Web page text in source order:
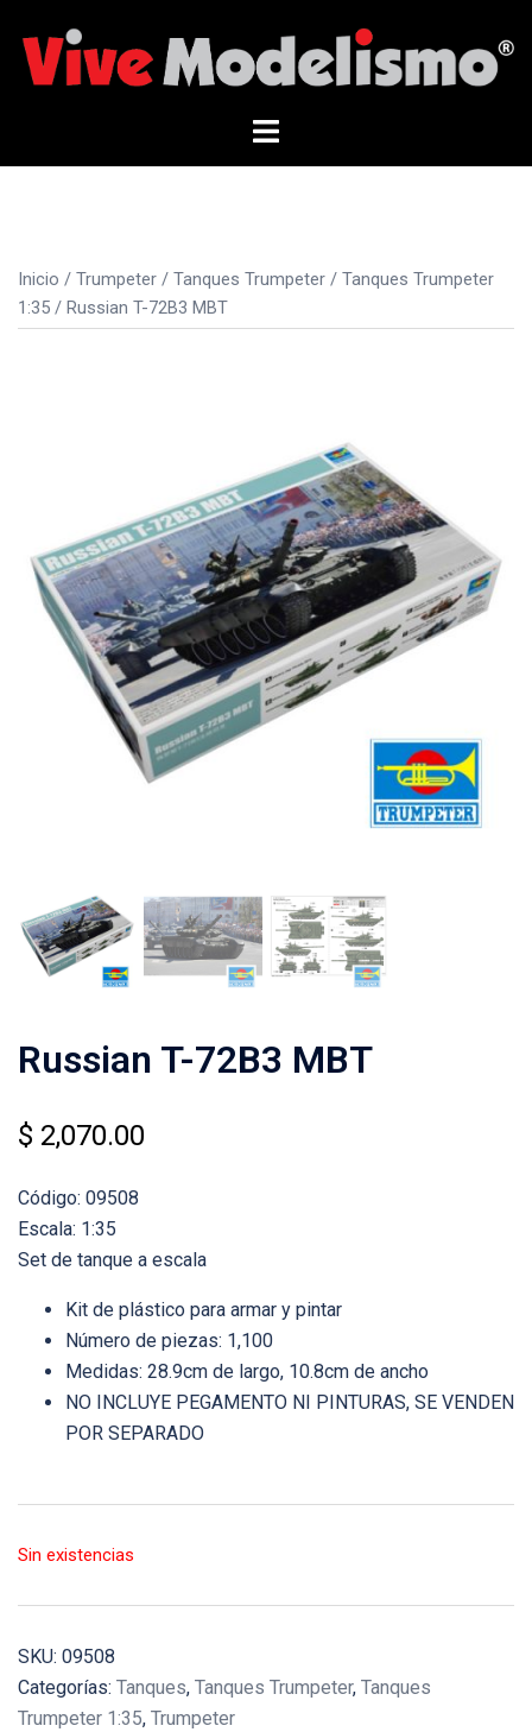
contenido
Alternar
Inicio / Trumpeter / Tanques Trumpeter / Tanques Trumpeter
1:35 / Russian T-72B3 MBT
Russian T-72B3 MBT
$ 2,070.00
Código: 09508
Escala: 1:35
Set de tanque a escala
Kit de plástico para armar y pintar
Número de piezas: 1,100
Medidas: 28.9cm de largo, 10.8cm de ancho
NO INCLUYE PEGAMENTO NI PINTURAS, SE VENDEN
POR SEPARADO
Sin existencias
SKU: 09508
Categorías: Tanques, Tanques Trumpeter, Tanques
Trumpeter 1:35, Trumpeter